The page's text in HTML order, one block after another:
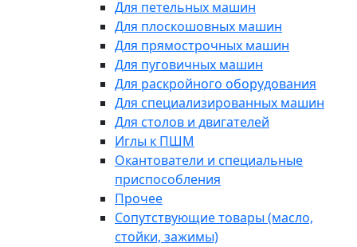
Для петельных машин
Для плоскошовных машин
Для прямострочных машин
Для пуговичных машин
Для раскройного оборудования
Для специализированных машин
Для столов и двигателей
Иглы к ПШМ
Окантователи и специальные
приспособления
Прочее
Сопутствующие товары (масло,
стойки, зажимы)